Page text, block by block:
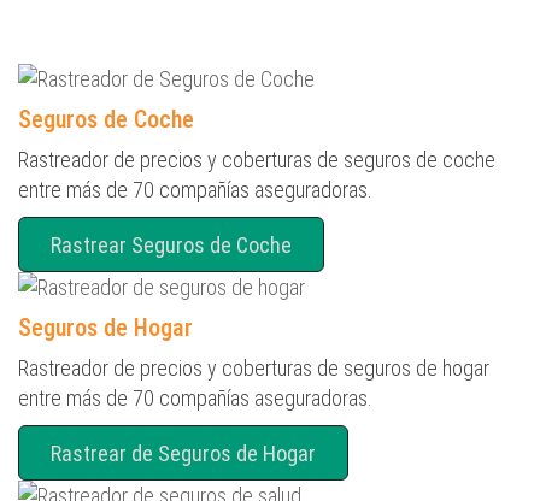
Seguros de Coche
Rastreador de precios y coberturas de seguros de coche
entre más de 70 compañías aseguradoras.
Rastrear Seguros de Coche
Seguros de Hogar
Rastreador de precios y coberturas de seguros de hogar
entre más de 70 compañías aseguradoras.
Rastrear de Seguros de Hogar